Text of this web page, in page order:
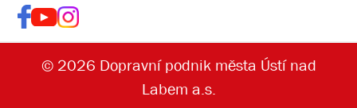
© 2026 Dopravní podnik města Ústí nad
Labem a.s.